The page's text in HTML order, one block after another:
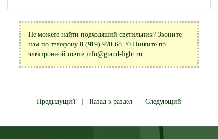
Не можете найти подходящий светильник? Звоните
нам по телефону 8 (919) 970-68-30 Пишите по
электронной почте info@grand-light.ru
Предыдущий Назад в раздел Следующий